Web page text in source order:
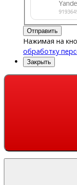
Отправить
Нажимая на
обработку
Закрыть